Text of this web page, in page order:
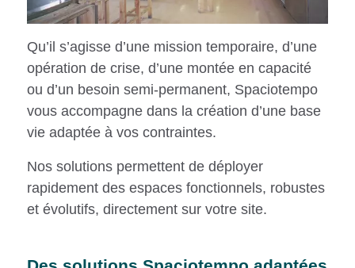
Qu’il s’agisse d’une mission temporaire, d’une
opération de crise, d’une montée en capacité
ou d’un besoin semi-permanent, Spaciotempo
vous accompagne dans la création d’une base
vie adaptée à vos contraintes.
Nos solutions permettent de déployer
rapidement des espaces fonctionnels, robustes
et évolutifs, directement sur votre site.